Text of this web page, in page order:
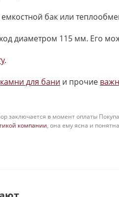
бак или
диаметром 115 мм. Его
.
камни для бани и прочие
заключается в момент оплаты
компании, она ему ясна и